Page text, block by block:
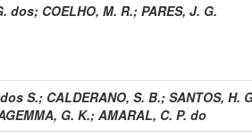
dos; COELHO, M. R.; PARES, J. G.
S.; CALDERANO, S. B.; SANTOS, H.
G. K.; AMARAL, C. P. do